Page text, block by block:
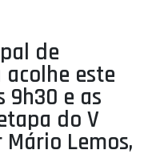
de
este
9h30 e as
do V
Lemos,